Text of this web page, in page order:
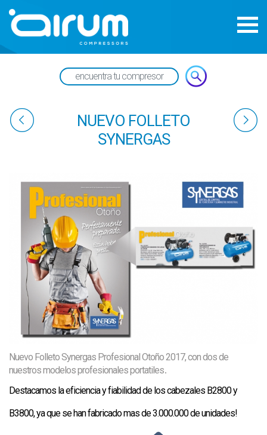
NUEVO FOLLETO
SYNERGAS
Nuevo Folleto Synergas Profesional Otoño 2017, con dos de
nuestros modelos profesionales portatiles.
Destacamos la eficiencia y fiabilidad de los cabezales B2800 y
B3800, ya que se han fabricado mas de 3.000.000 de unidades!